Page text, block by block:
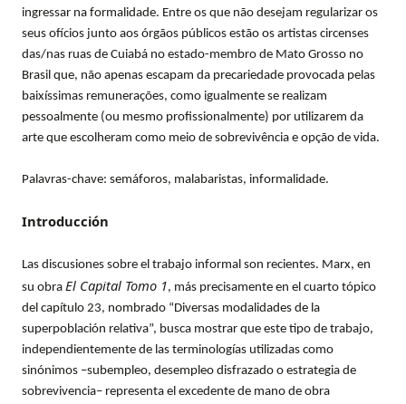
ingressar na formalidade. Entre os que não desejam regularizar os
seus ofícios junto aos órgãos públicos estão os artistas circenses
das/nas ruas de Cuiabá no estado-membro de Mato Grosso no
Brasil que, não apenas escapam da precariedade provocada pelas
baixíssimas remunerações, como igualmente se realizam
pessoalmente (ou mesmo profissionalmente) por utilizarem da
arte que escolheram como meio de sobrevivência e opção de vida.
Palavras-chave: semáforos, malabaristas, informalidade.
Introducción
Las discusiones sobre el trabajo informal son recientes. Marx, en
su obra El Capital Tomo 1, más precisamente en el cuarto tópico
del capítulo 23, nombrado “Diversas modalidades de la
superpoblación relativa”, busca mostrar que este tipo de trabajo,
independientemente de las terminologías utilizadas como
sinónimos –subempleo, desempleo disfrazado o estrategia de
sobrevivencia– representa el excedente de mano de obra